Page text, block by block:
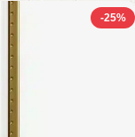
-25%